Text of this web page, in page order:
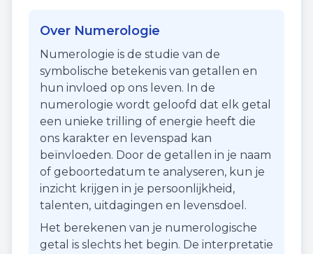
Over Numerologie
Numerologie is de studie van de
symbolische betekenis van getallen en
hun invloed op ons leven. In de
numerologie wordt geloofd dat elk getal
een unieke trilling of energie heeft die
ons karakter en levenspad kan
beïnvloeden. Door de getallen in je naam
of geboortedatum te analyseren, kun je
inzicht krijgen in je persoonlijkheid,
talenten, uitdagingen en levensdoel.
Het berekenen van je numerologische
getal is slechts het begin. De interpretatie